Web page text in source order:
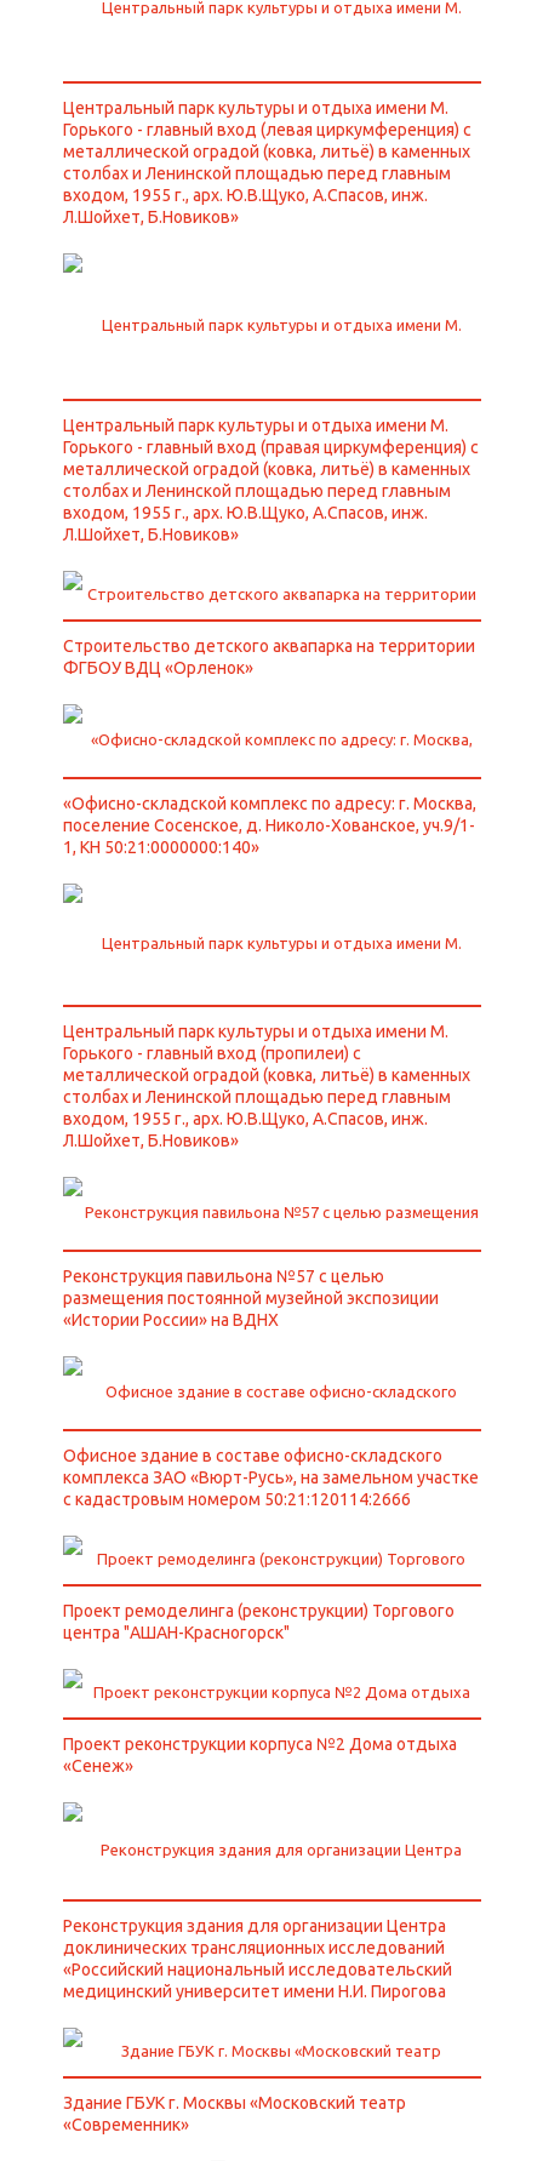
Центральный парк культуры и отдыха имени М.
Горького - главный вход (левая циркумференция) с
металлической оградой (ковка, литьё) в каменных
столбах и Ленинской площадью перед главным
входом, 1955 г., арх. Ю.В.Щуко, А.Спасов, инж.
Л.Шойхет, Б.Новиков»
Центральный парк культуры и отдыха имени М.
Горького - главный вход (правая циркумференция) с
металлической оградой (ковка, литьё) в каменных
столбах и Ленинской площадью перед главным
входом, 1955 г., арх. Ю.В.Щуко, А.Спасов, инж.
Л.Шойхет, Б.Новиков»
Строительство детского аквапарка на территории
ФГБОУ ВДЦ «Орленок»
«Офисно-складской комплекс по адресу: г. Москва,
поселение Сосенское, д. Николо-Хованское, уч.9/1-
1, КН 50:21:0000000:140»
Центральный парк культуры и отдыха имени М.
Горького - главный вход (пропилеи) с
металлической оградой (ковка, литьё) в каменных
столбах и Ленинской площадью перед главным
входом, 1955 г., арх. Ю.В.Щуко, А.Спасов, инж.
Л.Шойхет, Б.Новиков»
Реконструкция павильона №57 с целью
размещения постоянной музейной экспозиции
«Истории России» на ВДНХ
Офисное здание в составе офисно-складского
комплекса ЗАО «Вюрт-Русь», на замельном участке
с кадастровым номером 50:21:120114:2666
Проект ремоделинга (реконструкции) Торгового
центра "АШАН-Красногорск"
Проект реконструкции корпуса №2 Дома отдыха
«Сенеж»
Реконструкция здания для организации Центра
доклинических трансляционных исследований
«Российский национальный исследовательский
медицинский университет имени Н.И. Пирогова
Здание ГБУК г. Москвы «Московский театр
«Современник»